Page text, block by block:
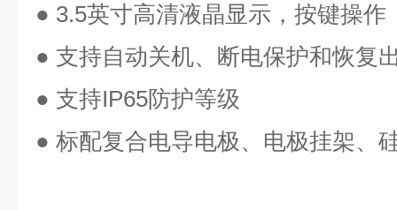
● 3.5英寸高清液晶显示，按键操作
● 支持自动关机、断电保护和恢复
● 支持IP65防护等级
● 标配复合电导电极、电极挂架、